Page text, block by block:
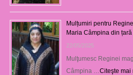
Mulțumiri pentru
Maria Câmpina din țară
22/05/2025
Mulţumesc Reginei
Câmpina … Citeşte mai